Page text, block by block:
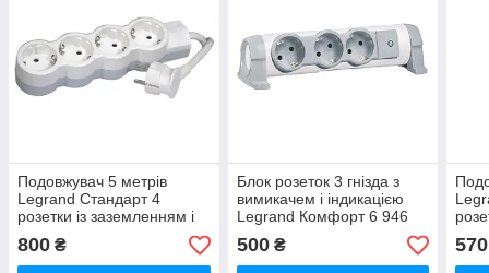
Подовжувач 5 метрів
Legrand Стандарт 4
розетки із заземленням і
захисними шторками 6
950 08
800 ₴
Блок розеток 3 гнізда з
вимикачем і індикацією
Legrand Комфорт 6 946
24
500₴
950
570